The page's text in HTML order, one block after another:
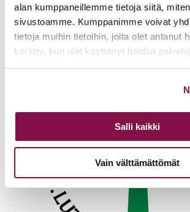
alan kumppaneillemme tietoja siitä,
sivustoamme. Kumppanimme voivat
tietoja muihin tietoihin, joita olet antanut
kerätty, kun olet käyttänyt heidän
Salli kaikki
Vain välttämättömät
Takaisin tapahtumiin